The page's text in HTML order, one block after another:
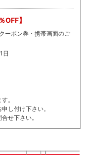
】
ーポン券・携帯画面のご
日
。
し付け下さい。
せ下さい。